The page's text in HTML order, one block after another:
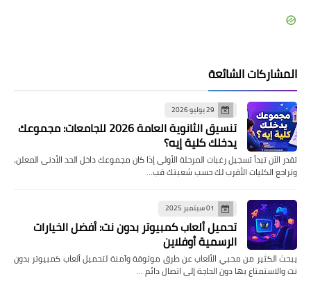
المشاركات الشائعة
29 يوليو 2026
تنسيق الثانوية العامة 2026 للجامعات: مجموعك
يدخلك كلية إيه؟
تقدر الآن تبدأ تسجيل رغبات المرحلة الأولى إذا كان مجموعك داخل الحد الأدنى المعلن،
وتراجع الكليات الأقرب لك حسب شعبتك قب…
01 سبتمبر 2025
تحميل ألعاب كمبيوتر بدون نت: أفضل الخيارات
الرسمية أوفلاين
يبحث الكثير من محبي الألعاب عن طرق موثوقة وآمنة لتحميل ألعاب كمبيوتر بدون
نت والاستمتاع بها دون الحاجة إلى اتصال دائم …